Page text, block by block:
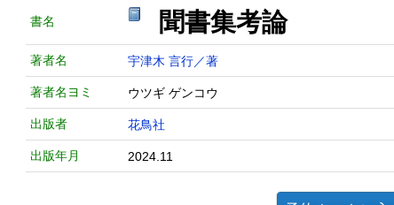
書名 聞書集考論
著者名 宇津木 言行／著
著者名ヨミ ウツギ ゲンコウ
出版者 花鳥社
出版年月 2024.11